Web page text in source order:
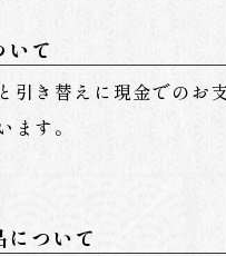
いて
引き替えに現金でのお
ます。
について